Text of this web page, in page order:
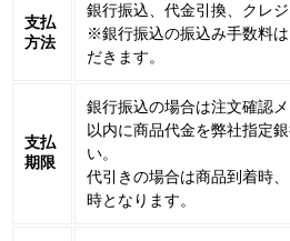
支払
方法
銀行振込、代金引換、クレジ
※銀行振込の振込み手数料
だきます。
支払
期限
銀行振込の場合は注文確認
以内に商品代金を弊社指定
い。
代引きの場合は商品到着時
時となります。